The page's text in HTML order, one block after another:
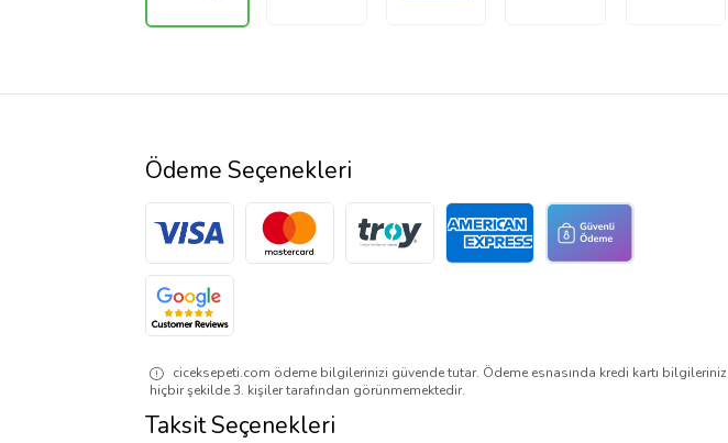
Ödeme Seçenekleri
ciceksepeti.com ödeme bilgilerinizi güvende tutar. Ödeme esnasında kredi kartı bilgileriniz
hiçbir şekilde 3. kişiler tarafından görünmemektedir.
Taksit Seçenekleri